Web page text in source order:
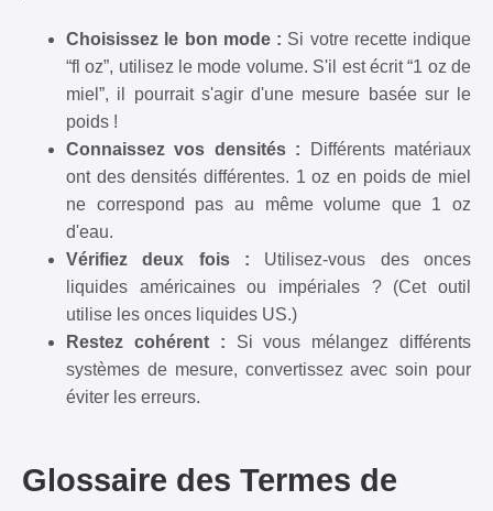
Choisissez le bon mode : Si votre recette indique
“fl oz”, utilisez le mode volume. S'il est écrit “1 oz de
miel”, il pourrait s'agir d'une mesure basée sur le
poids !
Connaissez vos densités : Différents matériaux
ont des densités différentes. 1 oz en poids de miel
ne correspond pas au même volume que 1 oz
d'eau.
Vérifiez deux fois : Utilisez-vous des onces
liquides américaines ou impériales ? (Cet outil
utilise les onces liquides US.)
Restez cohérent : Si vous mélangez différents
systèmes de mesure, convertissez avec soin pour
éviter les erreurs.
Glossaire des Termes de